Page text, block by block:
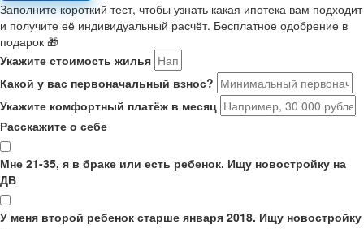
Заполните короткий тест, чтобы узнать какая ипотека вам подходит
и получите её индивидуальный расчёт. Бесплатное одобрение в
подарок 🎁
Укажите стоимость жилья
Какой у вас первоначальный взнос?
Укажите комфортный платёж в месяц
Расскажите о себе
Мне 21-35, я в браке или есть ребенок. Ищу новостройку на
ДВ
У меня второй ребенок старше января 2018. Ищу новостройку